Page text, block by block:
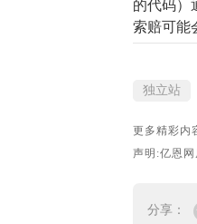
的代码）
索赔可能
独立站
更多精彩内
声明:亿恩
分享：